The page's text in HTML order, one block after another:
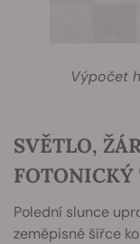
Výpočet
SVĚTLO,
FOTONICKÝ
Polední slunce
zeměpisné šířce